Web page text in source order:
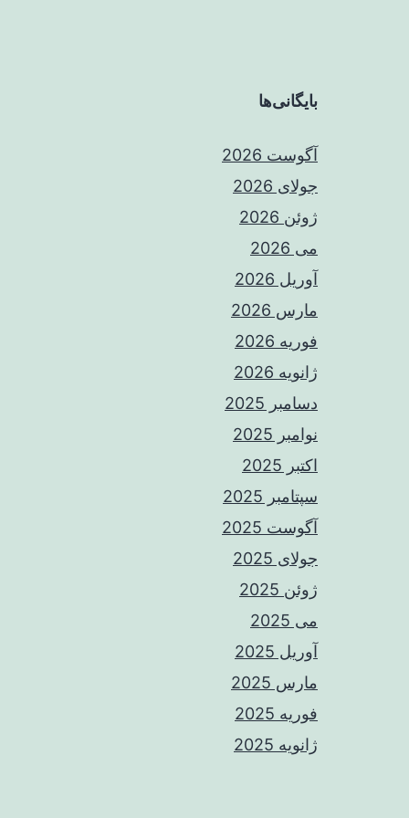
بایگانی‌ها
آگوست 2026
جولای 2026
ژوئن 2026
می 2026
آوریل 2026
مارس 2026
فوریه 2026
ژانویه 2026
دسامبر 2025
نوامبر 2025
اکتبر 2025
سپتامبر 2025
آگوست 2025
جولای 2025
ژوئن 2025
می 2025
آوریل 2025
مارس 2025
فوریه 2025
ژانویه 2025